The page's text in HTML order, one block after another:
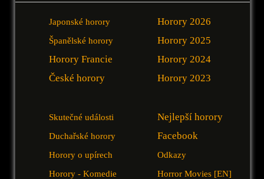
Japonské horory
Španělské horory
Horory Francie
České horory
Horory 2026
Horory 2025
Horory 2024
Horory 2023
Skutečné události
Duchařské horory
Horory o upírech
Horory - Komedie
Nejlepší horory
Facebook
Odkazy
Horror Movies [EN]